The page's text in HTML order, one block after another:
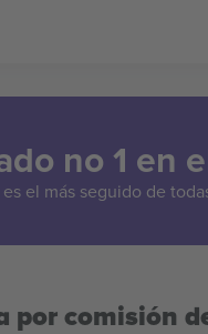
no 1 en
el más seguido de
por comisión